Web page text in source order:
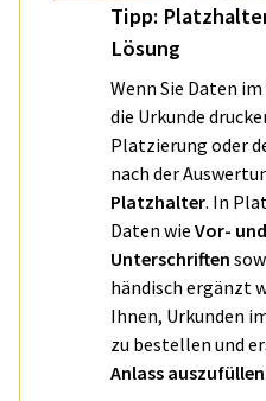
Tipp:
Lösung
Wenn Sie Daten
die Urkunde
Platzierung oder
nach der
Platzhalter. In
Daten wie Vor-
Unterschriften
händisch ergänzt
Ihnen, Urkunden
zu bestellen und
Anlass auszufüllen.